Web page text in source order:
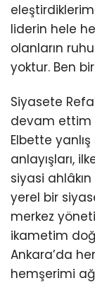
liderin hele
olanların
yoktur. Ben
Siyasete
devam ettim
Elbette
anlayışları,
siyasi
yerel bir
merkez
ikametim
Ankara’da
hemşerimi